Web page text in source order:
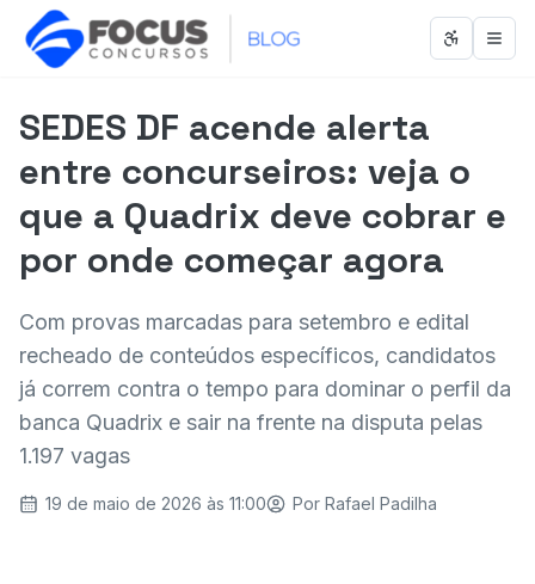
Abrir
SEDES DF acende alerta
entre concurseiros: veja o
que a Quadrix deve cobrar e
por onde começar agora
Com provas marcadas para setembro e edital
recheado de conteúdos específicos, candidatos
já correm contra o tempo para dominar o perfil da
banca Quadrix e sair na frente na disputa pelas
1.197 vagas
19 de maio de 2026 às 11:00 Por Rafael Padilha